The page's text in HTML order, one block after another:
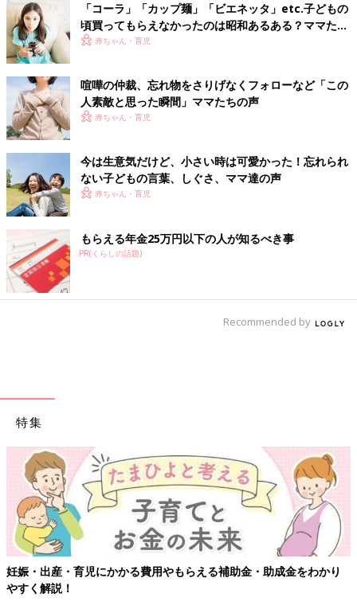
■文中のコメントは口コミサイト「ウィメンズパーク」の投稿を
抜粋したものです。
「コーラ」「カップ麺」「ビエネッタ」etc.子どもの
頃買ってもらえなかったのは昭和あるある？ママたち
の声赤ちゃん・育児
喧嘩の仲裁、忘れ物をさりげなくフォローなど「この
人素敵と思った瞬間」ママたちの声
赤ちゃん・育児
今は生意気だけど、小さい時は可愛かった！忘れられ
ない子どもの言葉、しぐさ、ママ達の声
赤ちゃん・育児
もらえる年金25万円以下の人が知るべき事
PR(くらしの話題)
Recommended by
特集
妊娠・出産・育児にかかる費用やもらえる補助金・助成金をわかり
やすく解説！